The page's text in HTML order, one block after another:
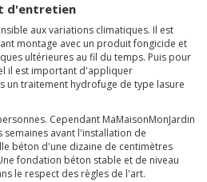
d'entretien
aux variations climatiques. Il est
montage avec un produit fongicide et
ultérieures au fil du temps. Puis pour
il est important d'appliquer
un traitement hydrofuge de type lasure
Cependant MaMaisonMonJardin
avant l'installation de
béton d'une dizaine de centimètres
fondation béton stable et de niveau
le respect des règles de l'art.